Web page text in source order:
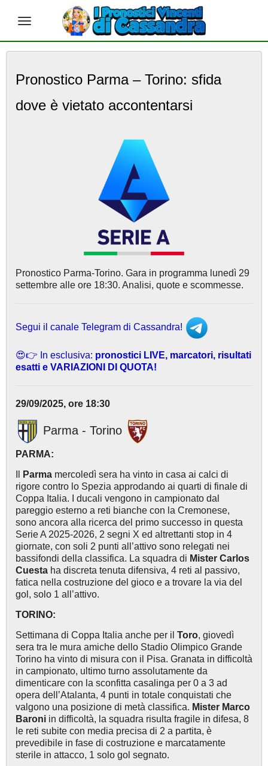
Pronostico Parma – Torino: sfida
dove è vietato accontentarsi
Pronostico Parma-Torino. Gara in programma lunedì 29
settembre alle ore 18:30. Analisi, quote e scommesse.
Segui il canale Telegram di Cassandra!
😍👉 In esclusiva: pronostici LIVE, marcatori, risultati
esatti e VARIAZIONI DI QUOTA!
29/09/2025, ore 18:30
Parma - Torino
PARMA:
Parma mercoledì sera ha vinto in casa ai calci di
rigore contro lo Spezia approdando ai quarti di finale di
Coppa Italia. I ducali vengono in campionato dal
pareggio esterno a reti bianche con la Cremonese,
sono ancora alla ricerca del primo successo in questa
Serie A 2025-2026, 2 segni X ed altrettanti stop in 4
giornate, con soli 2 punti all’attivo sono relegati nei
bassifondi della classifica. La squadra di Mister Carlos
Cuesta ha discreta tenuta difensiva, 4 reti al passivo,
fatica nella costruzione del gioco e a trovare la via del
gol, solo 1 all’attivo.
TORINO:
Settimana di Coppa Italia anche per il Toro, giovedì
sera tra le mura amiche dello Stadio Olimpico Grande
Torino ha vinto di misura con il Pisa. Granata in difficoltà
in campionato, ultimo turno assolutamente da
dimenticare con la sconfitta casalinga per 0 a 3 ad
opera dell’Atalanta, 4 punti in totale conquistati che
valgono una posizione di metà classifica. Mister Marco
Baroni in difficoltà, la squadra risulta fragile in difesa, 8
le reti subite con media precisa di 2 a partita, è
prevedibile in fase di costruzione e marcatamente
sterile in attacco, 1 solo gol segnato.